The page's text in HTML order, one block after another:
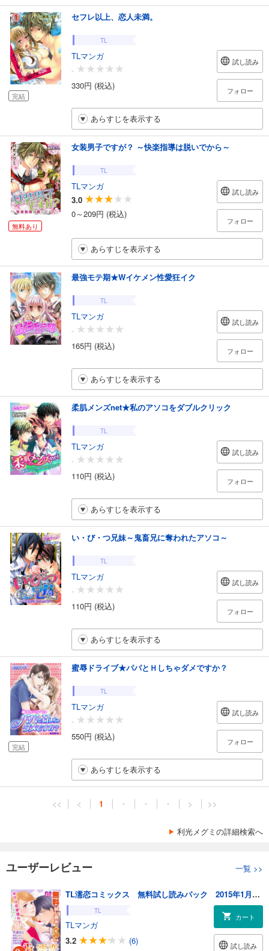
完結
セフレ以上、恋人未満。
TL
TLマンガ
-
330円 (税込)
試し読み
フォロー
あらすじを表示する
無料あり
女装男子ですが？ ～快楽指導は脱いでから～
TL
TLマンガ
3.0
0～209円 (税込)
試し読み
フォロー
あらすじを表示する
最強モテ期★Wイケメン性愛狂イク
TL
TLマンガ
-
165円 (税込)
試し読み
フォロー
あらすじを表示する
柔肌メンズnet★私のアソコをダブルクリック
TL
TLマンガ
-
110円 (税込)
試し読み
フォロー
あらすじを表示する
い・び・つ兄妹～鬼畜兄に奪われたアソコ～
TL
TLマンガ
-
110円 (税込)
試し読み
フォロー
あらすじを表示する
完結
蜜辱ドライブ★パパとＨしちゃダメですか？
TL
TLマンガ
-
550円 (税込)
試し読み
フォロー
あらすじを表示する
<< < 1 ・ ・ ・ > >>
利光メグミの詳細検索へ
ユーザーレビュー 一覧 >>
TL濡恋コミックス 無料試し読みパック 2015年1月号(Vol.13)
TL
TLマンガ
3.2
(6)
カート
試し読み